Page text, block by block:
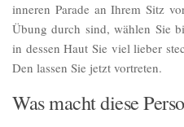
inneren Parade an Ihrem Sitz
Übung durch sind, wählen Sie
in dessen Haut Sie viel lieber
Den lassen Sie jetzt vortreten.
Was macht diese